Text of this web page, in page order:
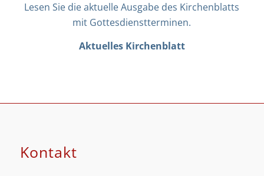
Lesen Sie die aktuelle Ausgabe des Kirchenblatts
mit Gottesdienstterminen.
Aktuelles Kirchenblatt
Kontakt